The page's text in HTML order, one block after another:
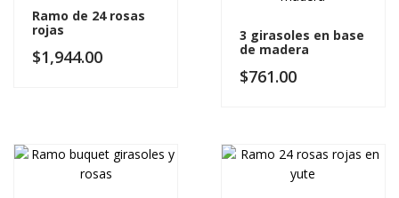
Ramo de 24 rosas
rojas
$1,944.00
3 girasoles en base
de madera
$761.00